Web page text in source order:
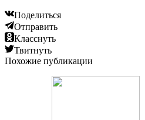
Поделиться
Отправить
Класснуть
Твитнуть
Похожие публикации